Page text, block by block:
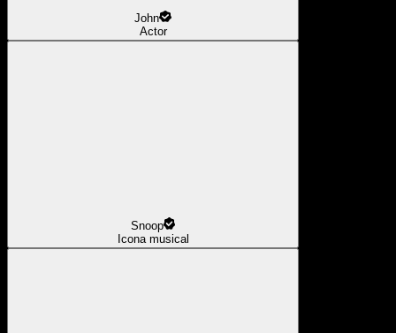
John
Actor
Snoop
Icona musical